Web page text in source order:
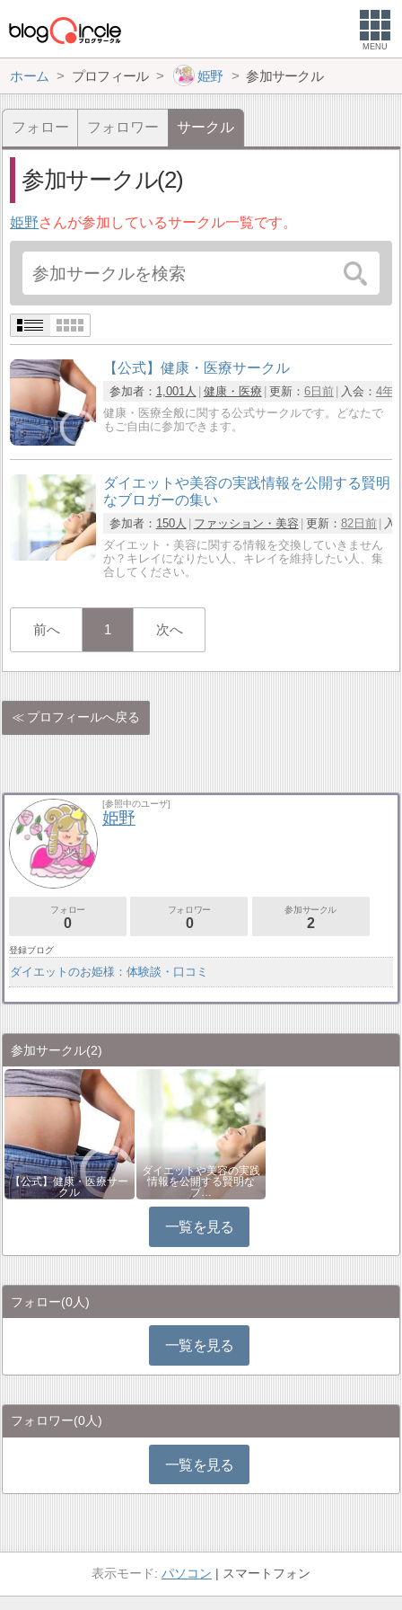
MENU
ホーム プロフィール 姫野 参加サークル
フォロー フォロワー サークル
参加サークル(2)
姫野さんが参加しているサークル一覧です。
【公式】健康・医療サークル
参加者： 1,001人 健康・医療 更新： 6日前 入会： 4年
健康・医療全般に関する公式サークルです。どなたで
もご自由に参加できます。
ダイエットや美容の実践情報を公開する賢明
なブロガーの集い
参加者： 150人 ファッション・美容 更新： 82日前
入
ダイエット・美容に関する情報を交換していきません
か？キレイになりたい人、キレイを維持したい人、集
合してください。
前へ 1 次へ
プロフィールへ戻る
[参照中のユーザ]
姫野
フォロー
0
フォロワー
0
参加サークル
2
登録ブログ
ダイエットのお姫様：体験談・口コミ
参加サークル(2)
【公式】健康・医療サー
クル
ダイエットや美容の実践
情報を公開する賢明な
ブ…
一覧を見る
フォロー(0人)
一覧を見る
フォロワー(0人)
一覧を見る
パソコン スマートフォン